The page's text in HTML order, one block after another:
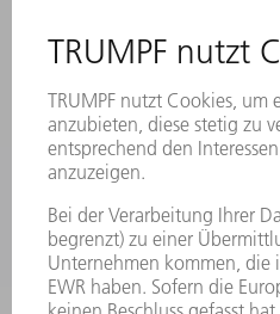
VERANSTALTUNGEN UND TERMINE
NEWSLETTER-ANMELDUNG
SICHERHEITSDATENBLÄTTER
PRODUKTE
MASCHINEN & SYSTEME
LASER
LEISTUNGSELEKTRONIK
ELEKTROWERKZEUGE
SMART FACTORY
SOFTWARE
SERVICES